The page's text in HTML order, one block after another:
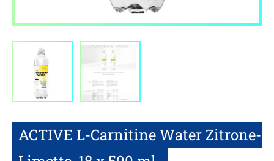
ACTIVE L-Carnitine Water Zitrone-